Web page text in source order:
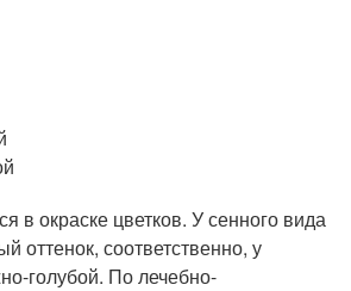
в окраске цветков. У сенного вида
оттенок, соответственно, у
голубой. По лечебно-